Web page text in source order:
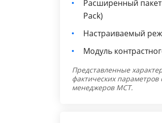
Расширенный
Pack)
Настраиваемый
Модуль
Представленные
фактических
менеджеров МСТ.